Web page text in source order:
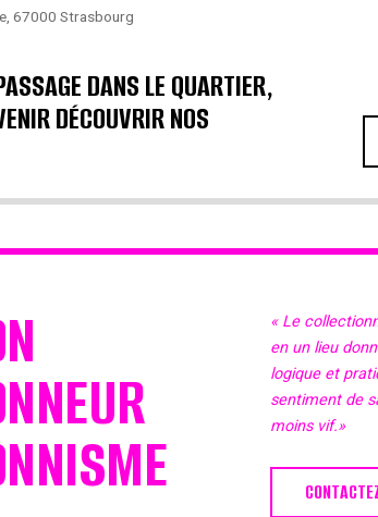
67000 Strasbourg
DANS LE QUARTIER,
DÉCOUVRIR NOS
« Le
en un lieu
logique et
sentiment de
moins vif.»